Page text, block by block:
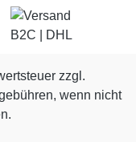
zzgl.
wenn nicht